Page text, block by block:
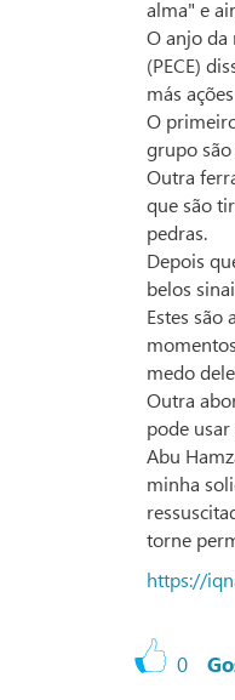
alma" e
O anjo da
(PECE)
más
O
grupo
Outra
que são
pedras.
Depois
belos
Estes são
medo
Outra
pode
Abu
minha
torne
https://
0